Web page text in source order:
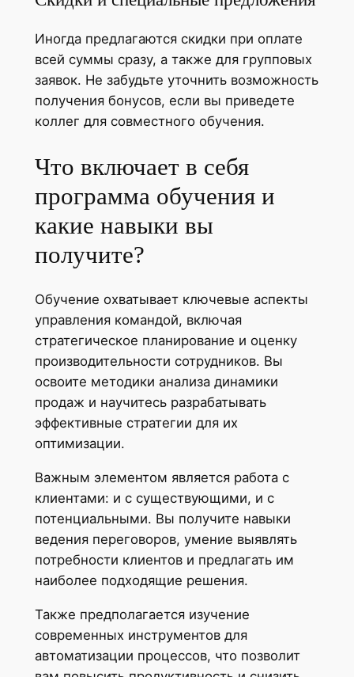
Иногда предлагаются скидки при оплате
всей суммы сразу, а также для групповых
заявок. Не забудьте уточнить возможность
получения бонусов, если вы приведете
коллег для совместного обучения.
Что включает в себя
программа обучения и
какие навыки вы
получите?
Обучение охватывает ключевые аспекты
управления командой, включая
стратегическое планирование и оценку
производительности сотрудников. Вы
освоите методики анализа динамики
продаж и научитесь разрабатывать
эффективные стратегии для их
оптимизации.
Важным элементом является работа с
клиентами: и с существующими, и с
потенциальными. Вы получите навыки
ведения переговоров, умение выявлять
потребности клиентов и предлагать им
наиболее подходящие решения.
Также предполагается изучение
современных инструментов для
автоматизации процессов, что позволит